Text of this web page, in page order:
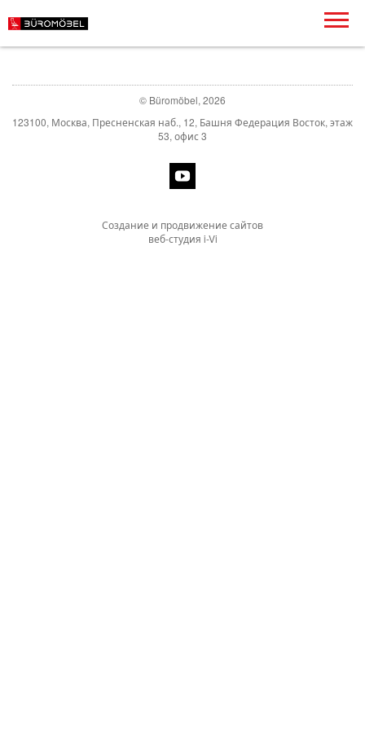
© Büromöbel, 2026
123100, Москва, Пресненская наб., 12, Башня Федерация Восток, этаж
53, офис 3
Создание и продвижение сайтов
веб-студия i-Vi